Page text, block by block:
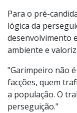
Para o pré-
lógica da
desenvolvimento
ambiente e
"Garimpeiro não
facções, quem
a população. O
perseguição."